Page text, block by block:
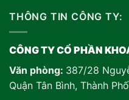
THÔNG TIN CÔNG TY:
CÔNG TY CỔ PHẦN
Văn phòng: 387/28
Quận Tân Bình, Thành